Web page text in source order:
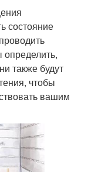
состояние
также будут
чтобы
вашим